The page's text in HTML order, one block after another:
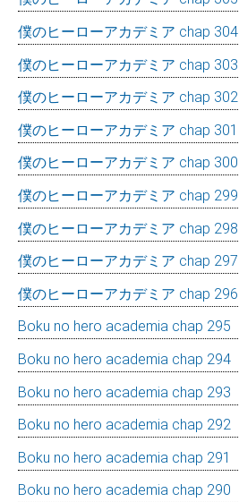
僕のヒーローアカデミア chap 304
僕のヒーローアカデミア chap 303
僕のヒーローアカデミア chap 302
僕のヒーローアカデミア chap 301
僕のヒーローアカデミア chap 300
僕のヒーローアカデミア chap 299
僕のヒーローアカデミア chap 298
僕のヒーローアカデミア chap 297
僕のヒーローアカデミア chap 296
Boku no hero academia chap 295
Boku no hero academia chap 294
Boku no hero academia chap 293
Boku no hero academia chap 292
Boku no hero academia chap 291
Boku no hero academia chap 290